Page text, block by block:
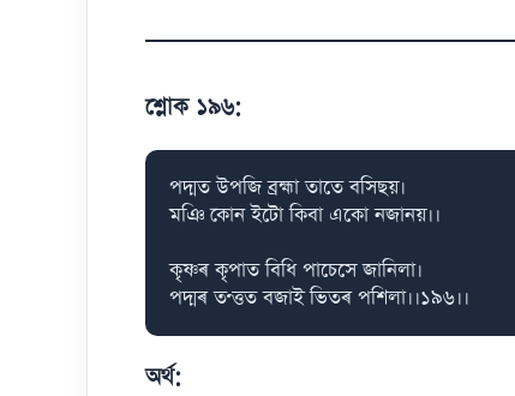
শ্লোক ১৯৬:
পদ্মত উপজি ব্ৰহ্মা তাতে বসিছয়।
মঞি কোন ইটো কিবা একো নজানয়।।
কৃষ্ণৰ কৃপাত বিধি পাচেসে জানিলা।
পদ্মৰ তণ্ত্তত বজাই ভিতৰ পশিলা।।১৯৬।।
অৰ্থ: